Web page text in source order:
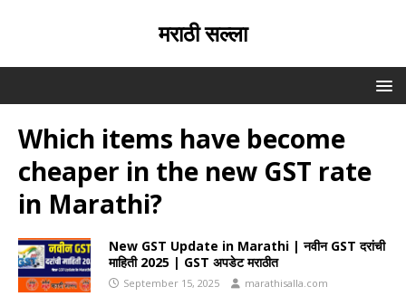
मराठी सल्ला
Which items have become
cheaper in the new GST rate
in Marathi?
New GST Update in Marathi | नवीन GST दरांची
माहिती 2025 | GST अपडेट मराठीत
September 15, 2025 marathisalla.com